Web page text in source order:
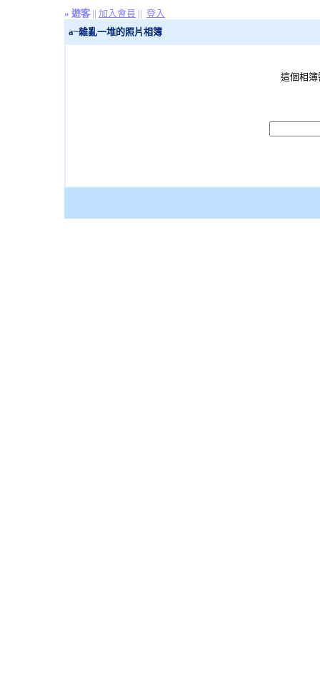
» 遊客 || 加入會員 || 登入
a~雜亂一堆的照片相簿
這個相